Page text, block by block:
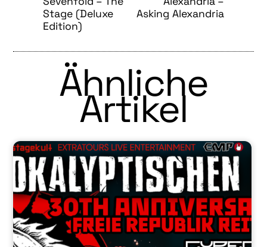
Stage (Deluxe
Edition)
Asking Alexandria
Ähnliche
Artikel